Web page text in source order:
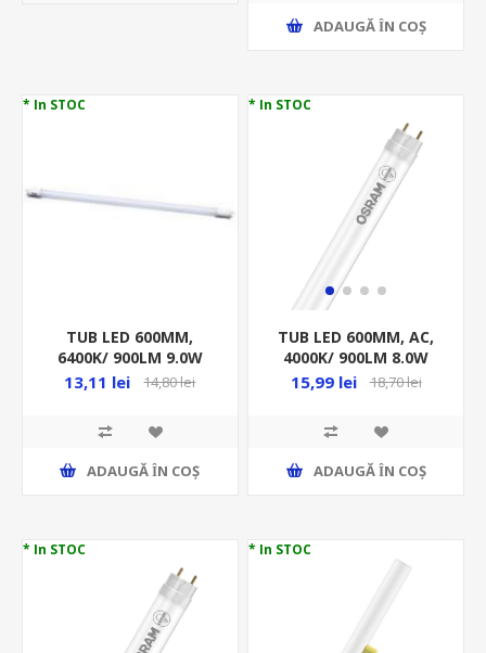
ADAUGĂ ȊN COŞ
* In STOC
TUB LED 600MM,
6400K/ 900LM 9.0W
G13/T8/2CAP, SMD
13,11 lei 14,80 lei
ADAUGĂ ȊN COŞ
* In STOC
TUB LED 600MM, AC,
4000K/ 900LM 8.0W
G13/T8/1CAP AC , 220-
15,99 lei 18,70 lei
ADAUGĂ ȊN COŞ
* In STOC * In STOC